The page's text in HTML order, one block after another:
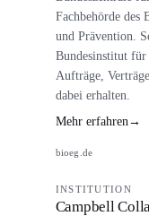
Fachbehörde des
und Prävention.
Bundesinstitut
Aufträge,
dabei erhalten.
Mehr erfahren →
bioeg.de
INSTITUTION
Campbell